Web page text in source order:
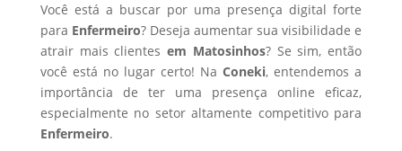
Você está a buscar por uma presença digital forte
para Enfermeiro? Deseja aumentar sua visibilidade e
atrair mais clientesem Matosinhos? Se sim, então
você está no lugar certo! NaConeki, entendemos a
importância de ter uma presença online eficaz,
especialmente no setor altamente competitivo para
Enfermeiro.